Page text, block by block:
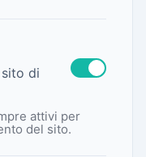
di
attivi per
del sito.